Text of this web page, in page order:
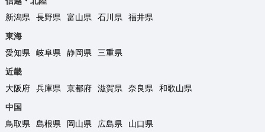
新潟県
長野県 富山県 石川県
福井県
東海
愛知県
岐阜県 静岡県
三重県
近畿
大阪府
兵庫県 京都府 滋賀県 奈良県
和歌山県
中国
鳥取県
島根県 岡山県 広島県
山口県